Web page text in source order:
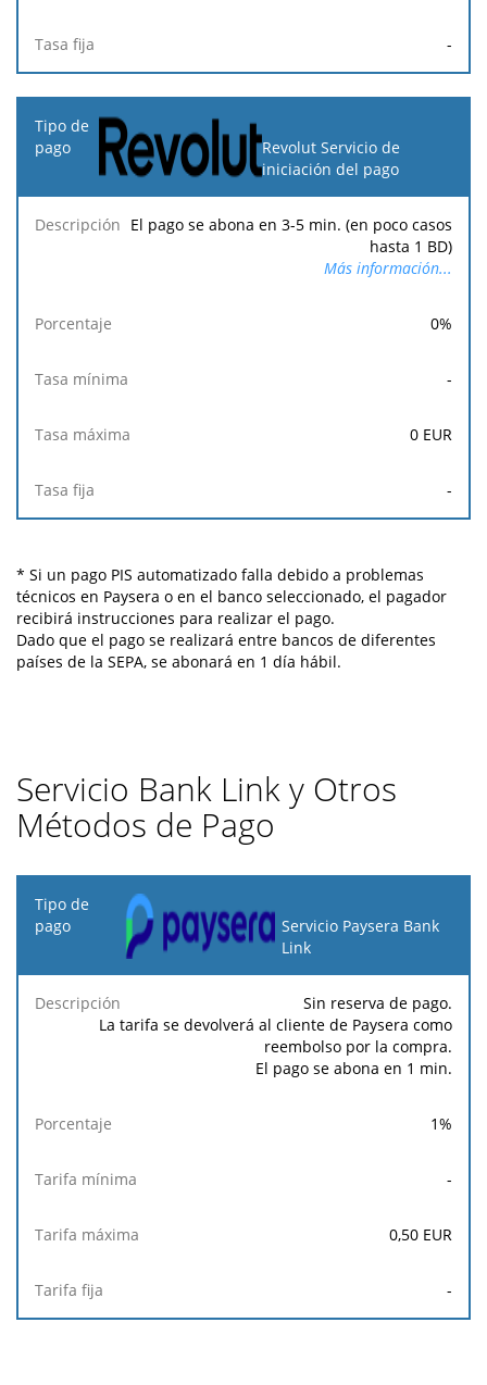
-
Revolut Servicio de
iniciación del pago
El pago se abona en 3-5 min. (en poco casos
hasta 1 BD)
Más información...
0%
-
0 EUR
-
* Si un pago PIS automatizado falla debido a problemas
técnicos en Paysera o en el banco seleccionado, el pagador
recibirá instrucciones para realizar el pago.
Dado que el pago se realizará entre bancos de diferentes
países de la SEPA, se abonará en 1 día hábil.
Servicio Bank Link y Otros
Métodos de Pago
Tipo
de
Descripción
Tarifa
mínima
Tarifa
máxima
Servicio Paysera Bank
Link
Sin reserva de pago.
La tarifa se devolverá al cliente de Paysera como
reembolso por la compra.
El pago se abona en 1 min.
1%
-
0,50 EUR
-